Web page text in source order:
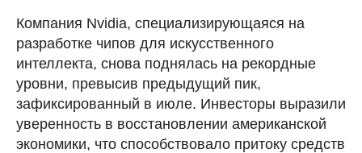
Компания Nvidia, специализирующаяся на
разработке чипов для искусственного
интеллекта, снова поднялась на рекордные
уровни, превысив предыдущий пик,
зафиксированный в июле. Инвесторы выразили
уверенность в восстановлении американской
экономики, что способствовало притоку средств